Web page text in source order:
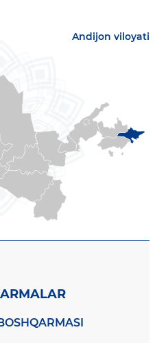
Andijon viloyati